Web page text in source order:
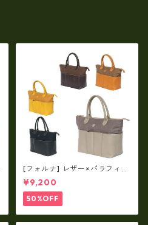
[フォルナ] レザー×パラフィン
筒型2way シュリンクレザー×
79Aパラフィン トートL fo-2
59632
¥9,200
50%OFF